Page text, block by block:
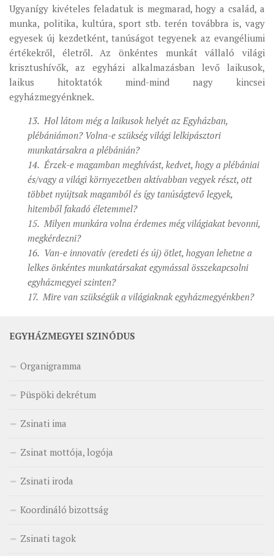
Ugyanígy kivételes feladatuk is megmarad, hogy a család, a
munka, politika, kultúra, sport stb. terén továbbra is, vagy
egyesek új kezdetként, tanúságot tegyenek az evangéliumi
értékekről, életről. Az önkéntes munkát vállaló világi
krisztushívők, az egyházi alkalmazásban levő laikusok,
laikus hitoktatók mind-mind nagy kincsei
egyházmegyénknek.
13. Hol látom még a laikusok helyét az Egyházban,
plébániámon? Volna-e szükség világi lelkipásztori
munkatársakra a plébánián?
14. Érzek-e magamban meghívást, kedvet, hogy a plébániai
és/vagy a világi környezetben aktívabban vegyek részt, ott
többet nyújtsak magamból és így tanúságtevő legyek,
hitemből fakadó életemmel?
15. Milyen munkára volna érdemes még világiakat bevonni,
megkérdezni?
16. Van-e innovatív (eredeti és új) ötlet, hogyan lehetne a
lelkes önkéntes munkatársakat egymással összekapcsolni
egyházmegyei szinten?
17. Mire van szükségük a világiaknak egyházmegyénkben?
EGYHÁZMEGYEI SZINÓDUS
Organigramma
Püspöki dekrétum
Zsinati ima
Zsinat mottója, logója
Zsinati iroda
Koordináló bizottság
Zsinati tagok